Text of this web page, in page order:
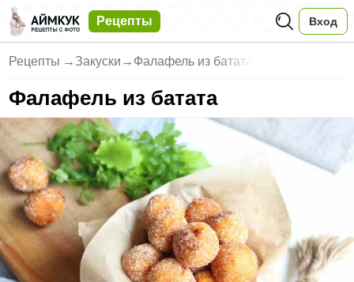
Рецепты Вход
Рецепты → Закуски → Фалафель из батата
Фалафель из батата